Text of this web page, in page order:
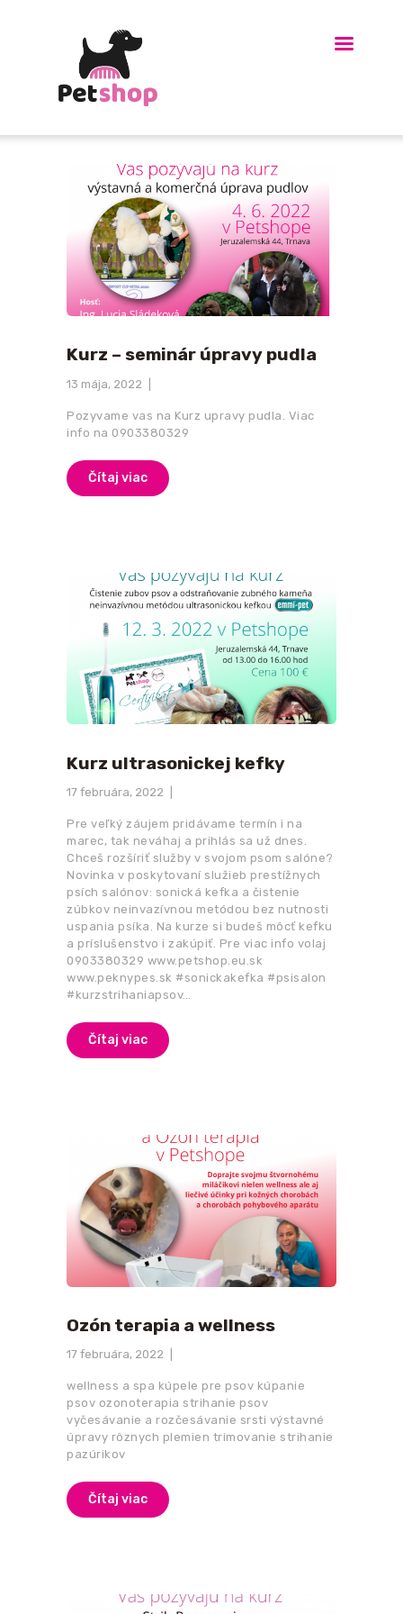
HOME
OBDARUJTE
BLÍZKYCH
GALÉRIA
BLOG
KONTAKT
LINKY-ODKAZY
Kurz – seminár úpravy pudla
13 mája, 2022
Pozyvame vas na Kurz upravy pudla. Viac
info na 0903380329
Čítaj viac
Kurz ultrasonickej kefky
17 februára, 2022
Pre veľký záujem pridávame termín i na
marec, tak neváhaj a prihlás sa už dnes.
Chceš rozšíriť služby v svojom psom salóne?
Novinka v poskytovaní služieb prestížnych
psích salónov: sonická kefka a čistenie
zúbkov neinvazívnou metódou bez nutnosti
uspania psíka. Na kurze si budeš môcť kefku
a príslušenstvo i zakúpiť. Pre viac info volaj
0903380329 www.petshop.eu.sk
www.peknypes.sk #sonickakefka #psisalon
#kurzstrihaniapsov…
Čítaj viac
Ozón terapia a wellness
17 februára, 2022
wellness a spa kúpele pre psov kúpanie
psov ozonoterapia strihanie psov
vyčesávanie a rozčesávanie srsti výstavné
úpravy rôznych plemien trimovanie strihanie
pazúrikov
Čítaj viac